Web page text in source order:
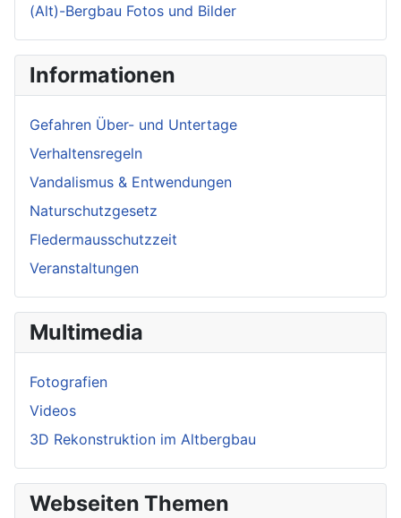
(Alt)-Bergbau Fotos und Bilder
Informationen
Gefahren Über- und Untertage
Verhaltensregeln
Vandalismus & Entwendungen
Naturschutzgesetz
Fledermausschutzzeit
Veranstaltungen
Multimedia
Fotografien
Videos
3D Rekonstruktion im Altbergbau
Webseiten Themen